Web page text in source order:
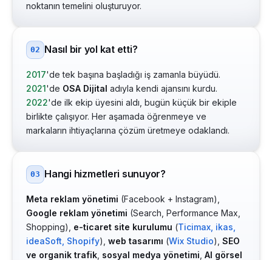
noktanın temelini oluşturuyor.
02 Nasıl bir yol kat etti?
2017'de tek başına başladığı iş zamanla büyüdü.
2021'de OSA Dijital adıyla kendi ajansını kurdu.
2022'de ilk ekip üyesini aldı, bugün küçük bir ekiple
birlikte çalışıyor. Her aşamada öğrenmeye ve
markaların ihtiyaçlarına çözüm üretmeye odaklandı.
03 Hangi hizmetleri sunuyor?
Meta reklam yönetimi (Facebook + Instagram),
Google reklam yönetimi (Search, Performance Max,
Shopping), e-ticaret site kurulumu (Ticimax, ikas,
ideaSoft, Shopify), web tasarımı (Wix Studio), SEO
ve organik trafik sosyal medya yönetimi AI görsel